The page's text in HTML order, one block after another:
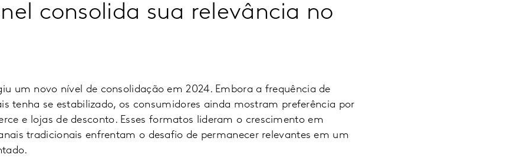
consolida sua relevância no
um novo nível de consolidação em 2024. Embora a frequência de
tenha se estabilizado, os consumidores ainda mostram preferência por
e lojas de desconto. Esses formatos lideram o crescimento em
tradicionais enfrentam o desafio de permanecer relevantes em um